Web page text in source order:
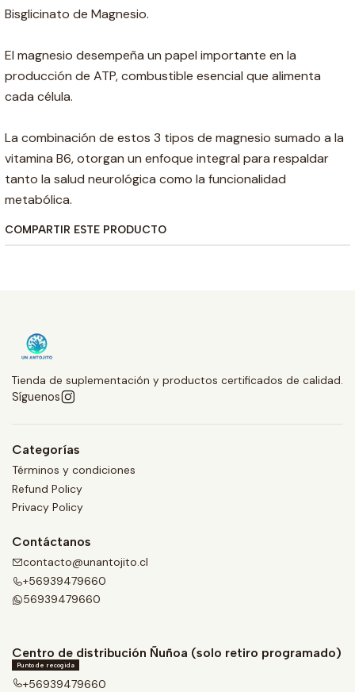
Bisglicinato de Magnesio.
El magnesio desempeña un papel importante en la
producción de ATP, combustible esencial que alimenta
cada célula.
La combinación de estos 3 tipos de magnesio sumado a la
vitamina B6, otorgan un enfoque integral para respaldar
tanto la salud neurológica como la funcionalidad
metabólica.
COMPARTIR ESTE PRODUCTO
Tienda de suplementación y productos certificados de calidad.
Síguenos
Categorías
Términos y condiciones
Refund Policy
Privacy Policy
Contáctanos
contacto@unantojito.cl
+56939479660
56939479660
Centro de distribución Ñuñoa (solo retiro programado)
Punto de recogida
+56939479660